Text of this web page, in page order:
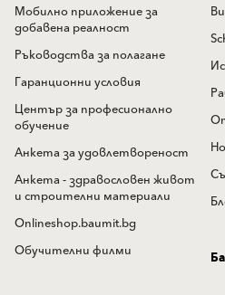
Мобилно приложение за
добавена реалност
Ръководства за полагане
Гаранционни условия
Център за професионално
обучение
Анкета за удовлетвореност
Анкета - здравословен живот
и строителни материали
Onlineshop.baumit.bg
Обучителни филми